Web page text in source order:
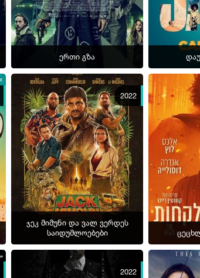
ერთი გზა
2022
ჯეკ მიმუნი და ვალ ვერდეს
საიდუმლოებები
2022